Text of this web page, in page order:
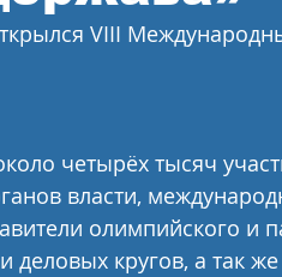
VIII
четырёх тысяч
власти,
олимпийского и
деловых кругов, а так